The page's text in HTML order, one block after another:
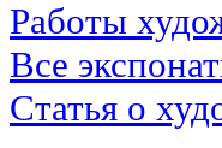
Работы
Все
Статья о